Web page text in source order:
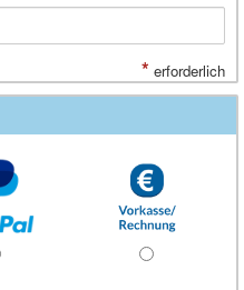
* erforderlich